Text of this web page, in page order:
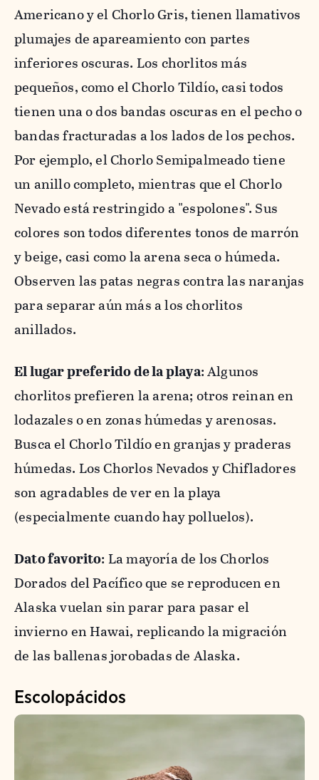
Americano y el Chorlo Gris, tienen llamativos
plumajes de apareamiento con partes
inferiores oscuras. Los chorlitos más
pequeños, como el Chorlo Tildío, casi todos
tienen una o dos bandas oscuras en el pecho o
bandas fracturadas a los lados de los pechos.
Por ejemplo, el Chorlo Semipalmeado tiene
un anillo completo, mientras que el Chorlo
Nevado está restringido a "espolones". Sus
colores son todos diferentes tonos de marrón
y beige, casi como la arena seca o húmeda.
Observen las patas negras contra las naranjas
para separar aún más a los chorlitos
anillados.
El lugar preferido de la playa: Algunos
chorlitos prefieren la arena; otros reinan en
lodazales o en zonas húmedas y arenosas.
Busca el Chorlo Tildío en granjas y praderas
húmedas. Los Chorlos Nevados y Chifladores
son agradables de ver en la playa
(especialmente cuando hay polluelos).
Dato favorito: La mayoría de los Chorlos
Dorados del Pacífico que se reproducen en
Alaska vuelan sin parar para pasar el
invierno en Hawai, replicando la migración
de las ballenas jorobadas de Alaska.
Escolopácidos